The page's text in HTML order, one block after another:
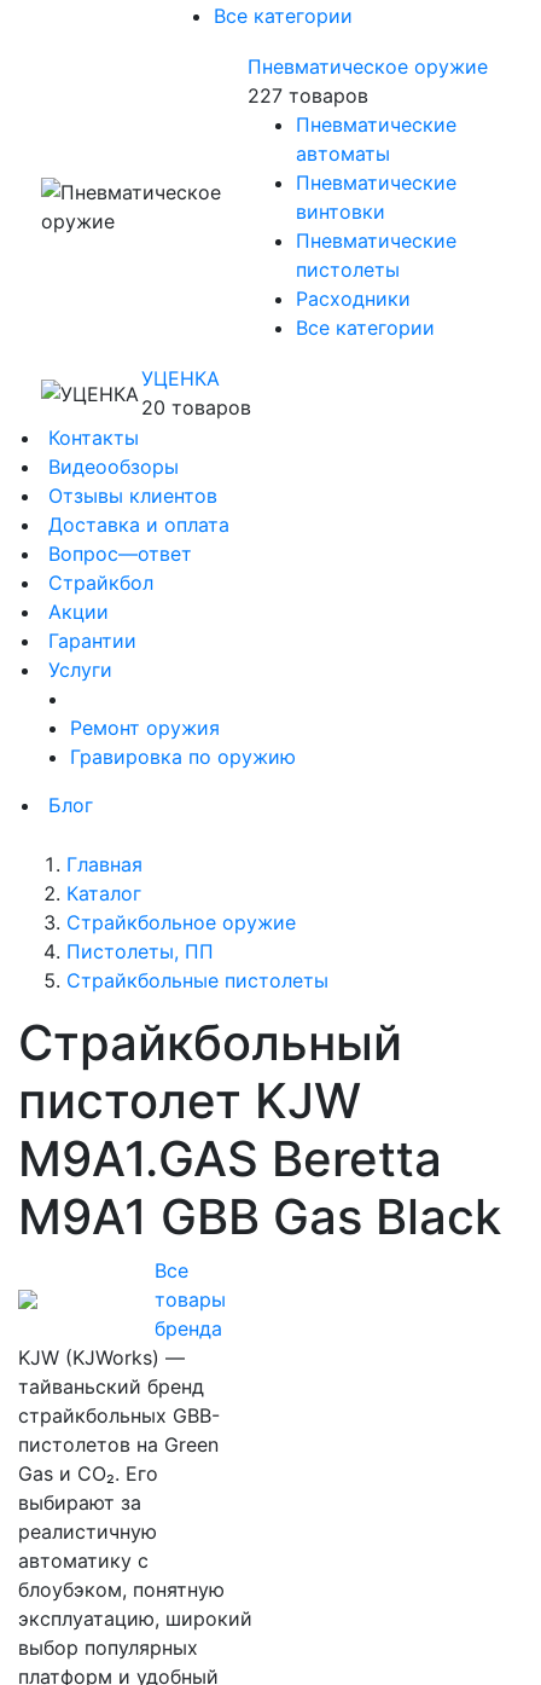
Все категории
Пневматическое оружие
227 товаров
Пневматические
автоматы
Пневматические
винтовки
Пневматические
пистолеты
Расходники
Все категории
УЦЕНКА
20 товаров
Контакты
Видеообзоры
Отзывы клиентов
Доставка и оплата
Вопрос—ответ
Страйкбол
Акции
Гарантии
Услуги
Ремонт оружия
Гравировка по оружию
Блог
Главная
Каталог
Страйкбольное оружие
Пистолеты, ПП
Страйкбольные пистолеты
Страйкбольный
пистолет KJW
M9A1.GAS Beretta
M9A1 GBB Gas Black
Все
товары
бренда
KJW (KJWorks) —
тайваньский бренд
страйкбольных GBB-
пистолетов на Green
Gas и CO₂. Его
выбирают за
реалистичную
автоматику с
блоубэком, понятную
эксплуатацию, широкий
выбор популярных
платформ и удобный